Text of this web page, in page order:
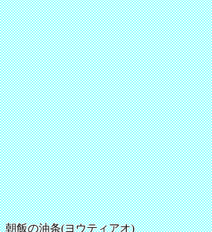
朝飯の油条(ヨウティアオ)